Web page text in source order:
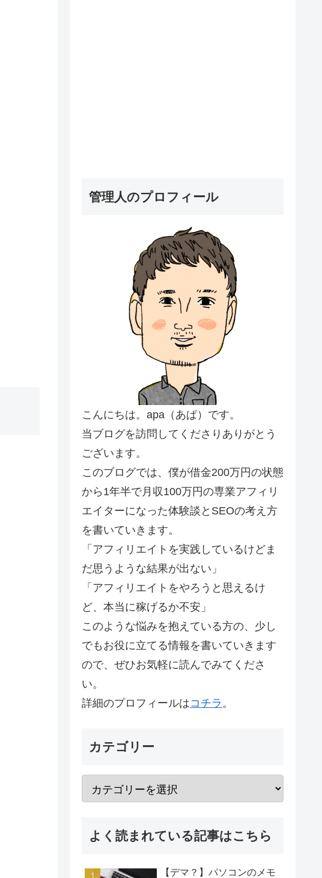
管理人のプロフィール
こんにちは。apa（あぱ）です。
当ブログを訪問してくださりありがとう
ございます。
このブログでは、僕が借金200万円の状態
から1年半で月収100万円の専業アフィリ
エイターになった体験談とSEOの考え方
を書いていきます。
「アフィリエイトを実践しているけどま
だ思うような結果が出ない」
「アフィリエイトをやろうと思えるけ
ど、本当に稼げるか不安」
このような悩みを抱えている方の、少し
でもお役に立てる情報を書いていきます
ので、ぜひお気軽に読んでみてくださ
い。
詳細のプロフィールはコチラ 。
カテゴリー
よく読まれている記事はこちら
【デマ？】パソコンのメモ